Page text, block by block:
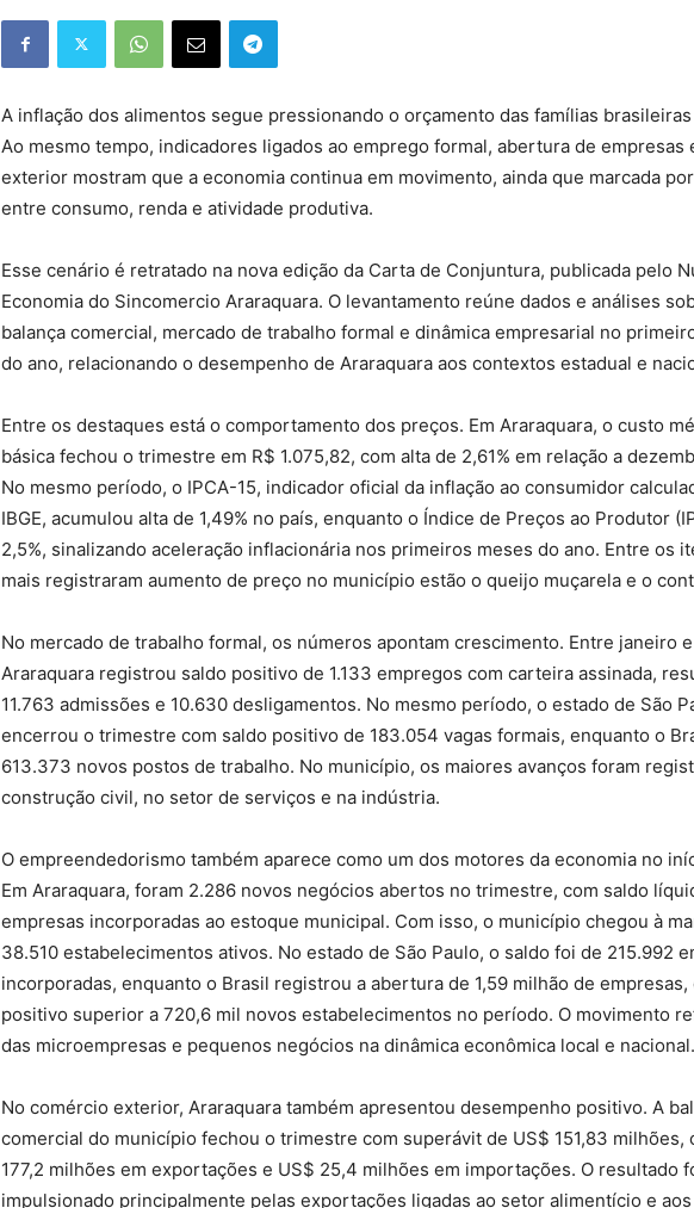
A inflação dos alimentos segue pressionando o orçamento das famílias
Ao mesmo tempo, indicadores ligados ao emprego formal, abertura de empresas
exterior mostram que a economia continua em movimento, ainda que marcada
entre consumo, renda e atividade produtiva.
Esse cenário é retratado na nova edição da Carta de Conjuntura, publicada pelo
Economia do Sincomercio Araraquara. O levantamento reúne dados e análises
balança comercial, mercado de trabalho formal e dinâmica empresarial no
do ano, relacionando o desempenho de Araraquara aos contextos estadual e
Entre os destaques está o comportamento dos preços. Em Araraquara, o custo
básica fechou o trimestre em R$ 1.075,82, com alta de 2,61% em relação a
No mesmo período, o IPCA-15, indicador oficial da inflação ao consumidor
IBGE, acumulou alta de 1,49% no país, enquanto o Índice de Preços ao Produtor
2,5%, sinalizando aceleração inflacionária nos primeiros meses do ano. Entre os
mais registraram aumento de preço no município estão o queijo muçarela e o
No mercado de trabalho formal, os números apontam crescimento. Entre janeiro
Araraquara registrou saldo positivo de 1.133 empregos com carteira assinada,
11.763 admissões e 10.630 desligamentos. No mesmo período, o estado de São
encerrou o trimestre com saldo positivo de 183.054 vagas formais, enquanto o
613.373 novos postos de trabalho. No município, os maiores avanços foram
construção civil, no setor de serviços e na indústria.
O empreendedorismo também aparece como um dos motores da economia no
Em Araraquara, foram 2.286 novos negócios abertos no trimestre, com saldo
empresas incorporadas ao estoque municipal. Com isso, o município chegou à
38.510 estabelecimentos ativos. No estado de São Paulo, o saldo foi de 215.992
incorporadas, enquanto o Brasil registrou a abertura de 1,59 milhão de empresas,
positivo superior a 720,6 mil novos estabelecimentos no período. O movimento
das microempresas e pequenos negócios na dinâmica econômica local e nacional.
No comércio exterior, Araraquara também apresentou desempenho positivo. A
comercial do município fechou o trimestre com superávit de US$ 151,83 milhões,
177,2 milhões em exportações e US$ 25,4 milhões em importações. O resultado
impulsionado principalmente pelas exportações ligadas ao setor alimentício e